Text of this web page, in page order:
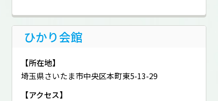
ひかり会館
【所在地】
埼玉県さいたま市中央区本町東5-13-29
【アクセス】